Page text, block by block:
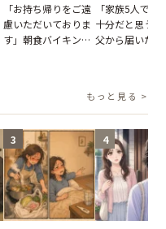
「お持ち帰りをご遠
慮いただいておりま
す」朝食バイキング
「家族5人で3
十分だと思う
父から届いたご
もっと見る >
3 4